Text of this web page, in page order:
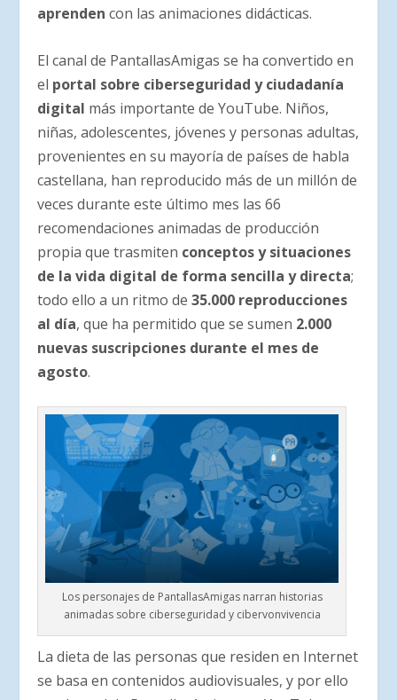
aprenden con las animaciones didácticas.
El canal de PantallasAmigas se ha convertido en
el portal sobre ciberseguridad y ciudadanía
digital más importante de YouTube. Niños,
niñas, adolescentes, jóvenes y personas adultas,
provenientes en su mayoría de países de habla
castellana, han reproducido más de un millón de
veces durante este último mes las 66
recomendaciones animadas de producción
propia que trasmiten conceptos y situaciones
de la vida digital de forma sencilla y directa;
todo ello a un ritmo de35.000 reproducciones
al día, que ha permitido que se sumen 2.000
nuevas suscripciones durante el mes de
agosto.
Los personajes de PantallasAmigas narran historias
animadas sobre ciberseguridad y cibervonvivencia
La dieta de las personas que residen en Internet
se basa en contenidos audiovisuales, y por ello